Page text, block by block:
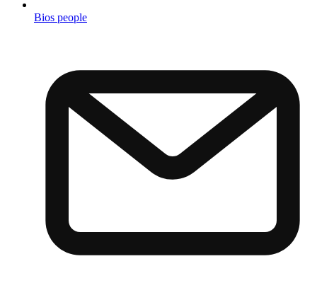
Bios people